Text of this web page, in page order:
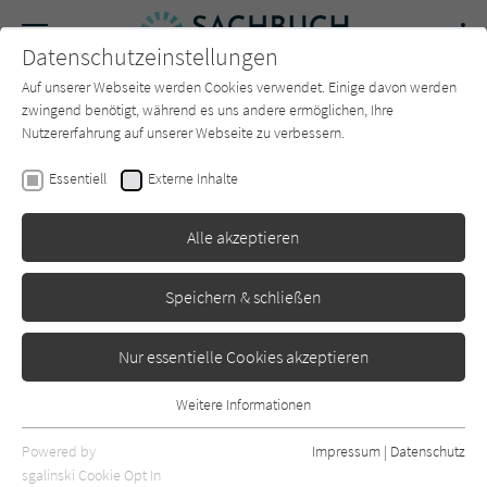
SUCHE Forum Charts Newsletter
Fleck, Dr. med. Anne
aus dem Müdigkeitslabyrinth
HörbuchHamburg
Datenschutzeinstellungen
Auf unserer Webseite werden Cookies verwendet. Einige davon werden
zwingend benötigt, während es uns andere ermöglichen, Ihre
Nutzererfahrung auf unserer Webseite zu verbessern.
Essentiell Externe Inhalte
Alle akzeptieren
Speichern & schließen
Nur essentielle Cookies akzeptieren
Essentielle Cookies werden für grundlegende Funktionen der
Webseite benötigt. Dadurch ist gewährleistet, dass die Webseite
Weitere Informationen
Powered by
sgalinski Cookie Opt In
Impressum | Datenschutz